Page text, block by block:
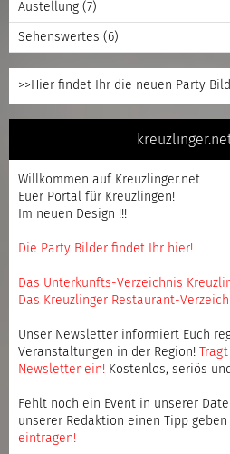
Austellung (7)
Sehenswertes (6)
>>Hier findet Ihr die neuen Party
Willkommen auf Kreuzlinger.net
Euer Portal für Kreuzlingen!
Im neuen Design !!!
Die Party Bilder findet Ihr hier!
Das Unterkunfts-Verzeichnis
Das Kreuzlinger Restaurant-
Unser Newsletter informiert Euch
Veranstaltungen in der Region!
Newsletter ein! Kostenlos, seriös
Fehlt noch ein Event in unserer
unserer Redaktion einen Tipp
eintragen!